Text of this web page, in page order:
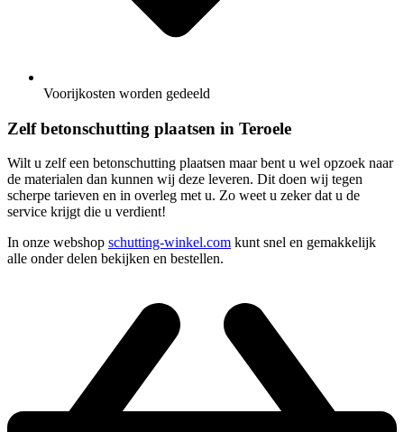
Voorijkosten worden gedeeld
Zelf betonschutting plaatsen in Teroele
Wilt u zelf een betonschutting plaatsen maar bent u wel opzoek naar
de materialen dan kunnen wij deze leveren. Dit doen wij tegen
scherpe tarieven en in overleg met u. Zo weet u zeker dat u de
service krijgt die u verdient!
In onze webshop schutting-winkel.com kunt snel en gemakkelijk
alle onder delen bekijken en bestellen.